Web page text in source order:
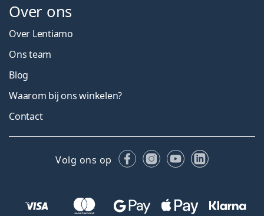
Over ons
Over Lentiamo
Ons team
Blog
Waarom bij ons winkelen?
Contact
Volg ons op FacebookInstagram
YouTubeLinkedIn